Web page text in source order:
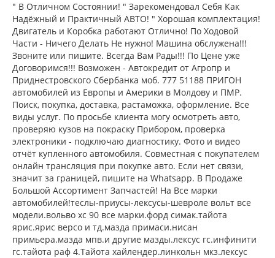
" В Отличном Состоянии! " Зарекомендовал Себя Как
Надёжный и Практичный АВТО! " Хорошая комплектация!
Двигатель и Коробка работают Отлично! По Ходовой
Части - Ничего Делать Не нужно! Машина обслужена!!!
Звоните или пишите. Всегда Вам Рады!!! По Цене уже
Договоримся!!! Возможен - Автокредит от Агропр и
Приднестровского Сбербанка моб. 777 51188 ПРИГОН
автомобилей из Европы и Америки в Молдову и ПМР.
Поиск, покупка, доставка, растаможка, оформление. Все
виды услуг. По просьбе клиента могу осмотреть авто,
проверяю кузов на покраску Прибором, проверка
электроники - подключаю диагностику. Фото и видео
отчёт купленного автомобиля. Совместная с покупателем
онлайн трансляция при покупке авто. Если нет связи,
значит за границей, пишите на Whatsapp. В Продаже
Большой Ассортимент Запчастей! На Все марки
автомобилей!теслы-приусы-лексусы-шевроле вольт все
модели.вольво хс 90 все марки.форд симак.тайота
ярис.ярис версо и тд.мазда примаси.нисан
примьера.мазда мпв.и другие мазды.лексус гс.инфинити
гс.тайота раф 4.Тайота хайлендер.линкольн мкз.лексус